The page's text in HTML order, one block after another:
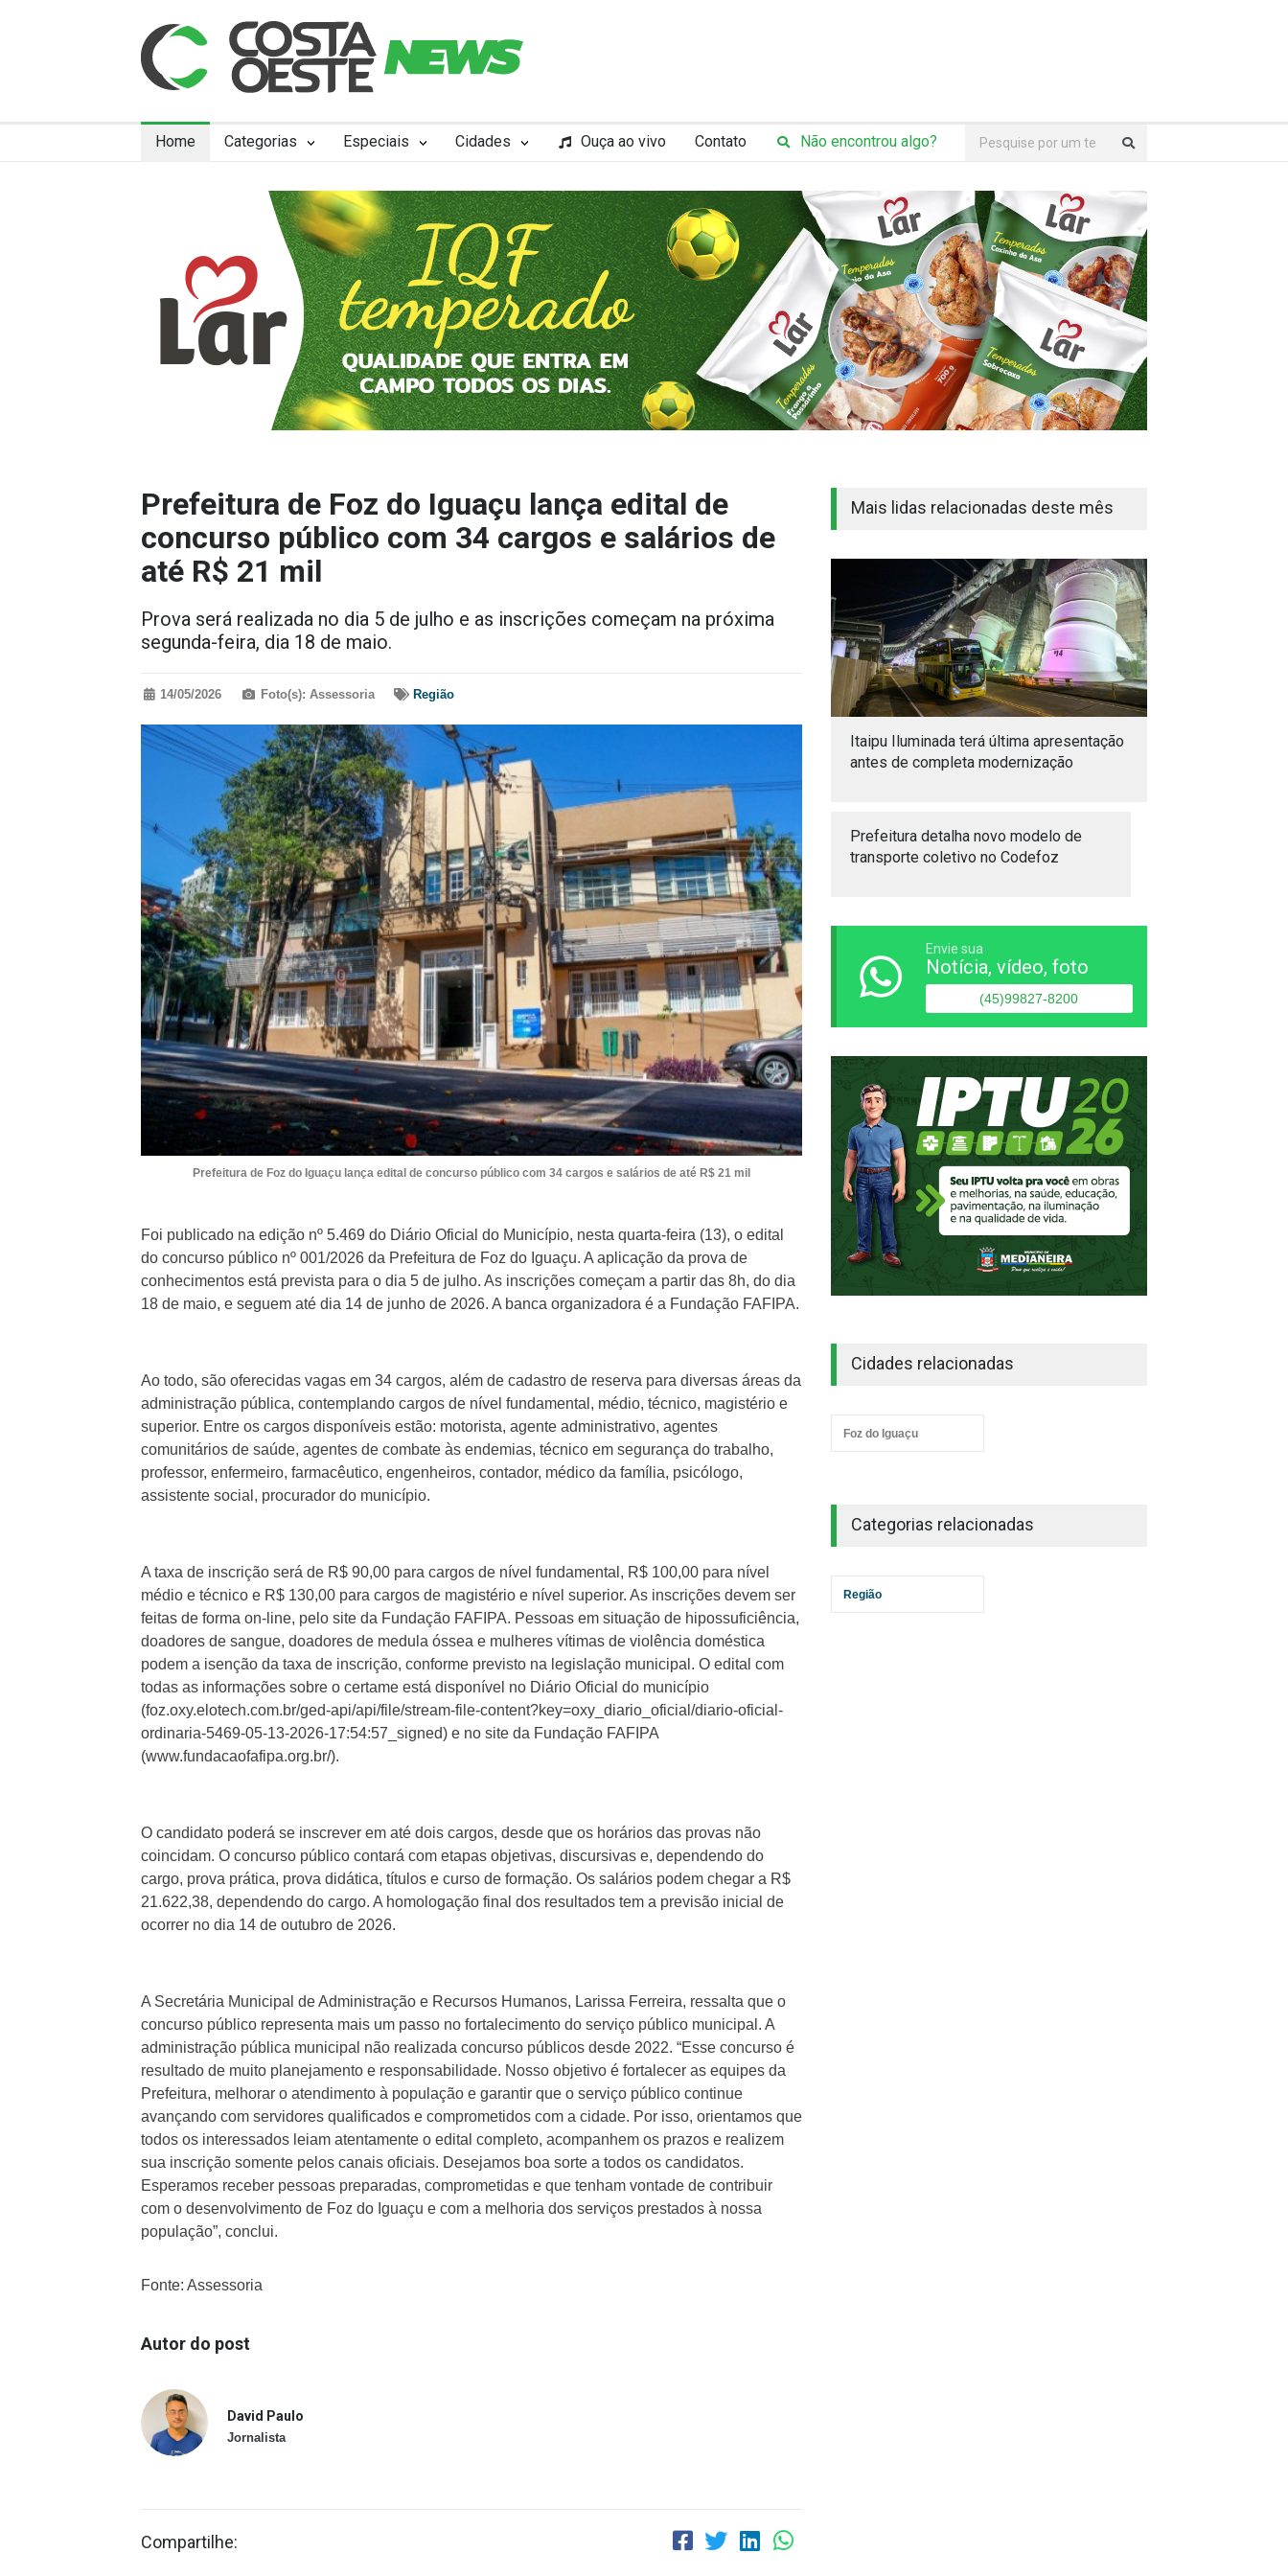
Home Categorias Especiais Cidades Ouça ao vivo Contato Não encontrou algo?
Prefeitura de Foz do Iguaçu lança edital de
concurso público com 34 cargos e salários de
até R$ 21 mil
Prova será realizada no dia 5 de julho e as inscrições começam na próxima
segunda-feira, dia 18 de maio.
14/05/2026 Foto(s): Assessoria Região
Prefeitura de Foz do Iguaçu lança edital de concurso público com 34 cargos e salários de até R$ 21 mil
Foi publicado na edição nº 5.469 do Diário Oficial do Município, nesta quarta-feira (13), o edital
do concurso público nº 001/2026 da Prefeitura de Foz do Iguaçu. A aplicação da prova de
conhecimentos está prevista para o dia 5 de julho. As inscrições começam a partir das 8h, do dia
18 de maio, e seguem até dia 14 de junho de 2026. A banca organizadora é a Fundação FAFIPA.
Ao todo, são oferecidas vagas em 34 cargos, além de cadastro de reserva para diversas áreas da
administração pública, contemplando cargos de nível fundamental, médio, técnico, magistério e
superior. Entre os cargos disponíveis estão: motorista, agente administrativo, agentes
comunitários de saúde, agentes de combate às endemias, técnico em segurança do trabalho,
professor, enfermeiro, farmacêutico, engenheiros, contador, médico da família, psicólogo,
assistente social, procurador do município.
A taxa de inscrição será de R$ 90,00 para cargos de nível fundamental, R$ 100,00 para nível
médio e técnico e R$ 130,00 para cargos de magistério e nível superior. As inscrições devem ser
feitas de forma on-line, pelo site da Fundação FAFIPA. Pessoas em situação de hipossuficiência,
doadores de sangue, doadores de medula óssea e mulheres vítimas de violência doméstica
podem a isenção da taxa de inscrição, conforme previsto na legislação municipal. O edital com
todas as informações sobre o certame está disponível no Diário Oficial do município
(foz.oxy.elotech.com.br/ged-api/api/file/stream-file-content?key=oxy_diario_oficial/diario-oficial-
ordinaria-5469-05-13-2026-17:54:57_signed) e no site da Fundação FAFIPA
(www.fundacaofafipa.org.br/).
O candidato poderá se inscrever em até dois cargos, desde que os horários das provas não
coincidam. O concurso público contará com etapas objetivas, discursivas e, dependendo do
cargo, prova prática, prova didática, títulos e curso de formação. Os salários podem chegar a R$
21.622,38, dependendo do cargo. A homologação final dos resultados tem a previsão inicial de
ocorrer no dia 14 de outubro de 2026.
A Secretária Municipal de Administração e Recursos Humanos, Larissa Ferreira, ressalta que o
concurso público representa mais um passo no fortalecimento do serviço público municipal. A
administração pública municipal não realizada concurso públicos desde 2022. “Esse concurso é
resultado de muito planejamento e responsabilidade. Nosso objetivo é fortalecer as equipes da
Prefeitura, melhorar o atendimento à população e garantir que o serviço público continue
avançando com servidores qualificados e comprometidos com a cidade. Por isso, orientamos que
todos os interessados leiam atentamente o edital completo, acompanhem os prazos e realizem
sua inscrição somente pelos canais oficiais. Desejamos boa sorte a todos os candidatos.
Esperamos receber pessoas preparadas, comprometidas e que tenham vontade de contribuir
com o desenvolvimento de Foz do Iguaçu e com a melhoria dos serviços prestados à nossa
população”, conclui.
Fonte: Assessoria
Autor do post
David Paulo
Jornalista
Compartilhe:
Mais lidas relacionadas deste mês
Itaipu Iluminada terá última apresentação
antes de completa modernização
Prefeitura detalha novo modelo de
transporte coletivo no Codefoz
Envie sua
Notícia, vídeo, foto
(45)99827-8200
Cidades relacionadas
Foz do Iguaçu
Categorias relacionadas
Região